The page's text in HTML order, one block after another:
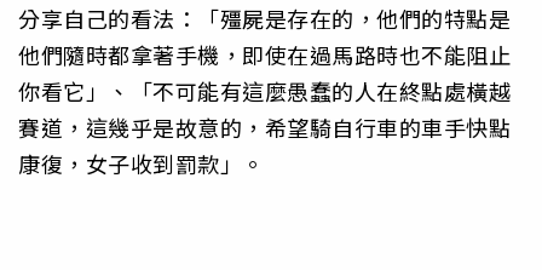
分享自己的看法：「殭屍是存在的，他們的特點是
他們隨時都拿著手機，即使在過馬路時也不能阻止
你看它」、「不可能有這麼愚蠢的人在終點處橫越
賽道，這幾乎是故意的，希望騎自行車的車手快點
康復，女子收到罰款」。